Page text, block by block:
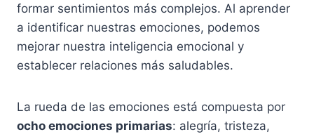
formar sentimientos más complejos. Al aprender
a identificar nuestras emociones, podemos
mejorar nuestra inteligencia emocional y
establecer relaciones más saludables.
La rueda de las emociones está compuesta por
ocho emociones primarias: alegría, tristeza,